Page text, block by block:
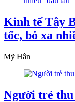
Kinh tế Tây
tốc, bỏ xa
Mỹ Hân
Người trẻ thu